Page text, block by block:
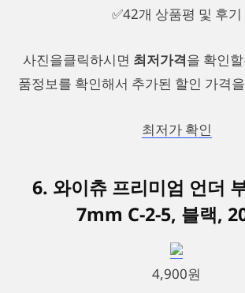
✅42개 상품평 및 후기
사진을클릭하시면 최저가격을 확인
품정보를 확인해서 추가된 할인 가격
최저가 확인
6. 와이츄 프리미엄 언더
7mm C-2-5, 블랙,
4,900원